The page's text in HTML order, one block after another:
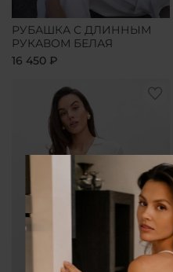
РУБАШКА С ДЛИННЫМ
РУКАВОМ БЕЛАЯ
16 450 ₽